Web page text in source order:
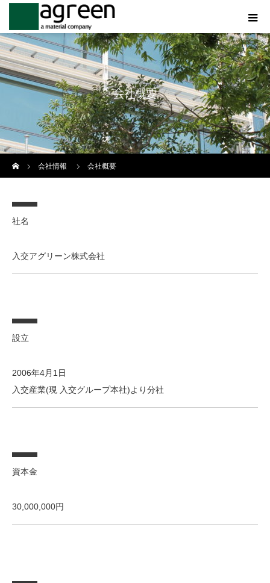
会社概要
会社情報
会社概要
社名
入交アグリーン株式会社
設立
2006年4月1日
入交産業(現 入交グループ本社)より分社
資本金
30,000,000円